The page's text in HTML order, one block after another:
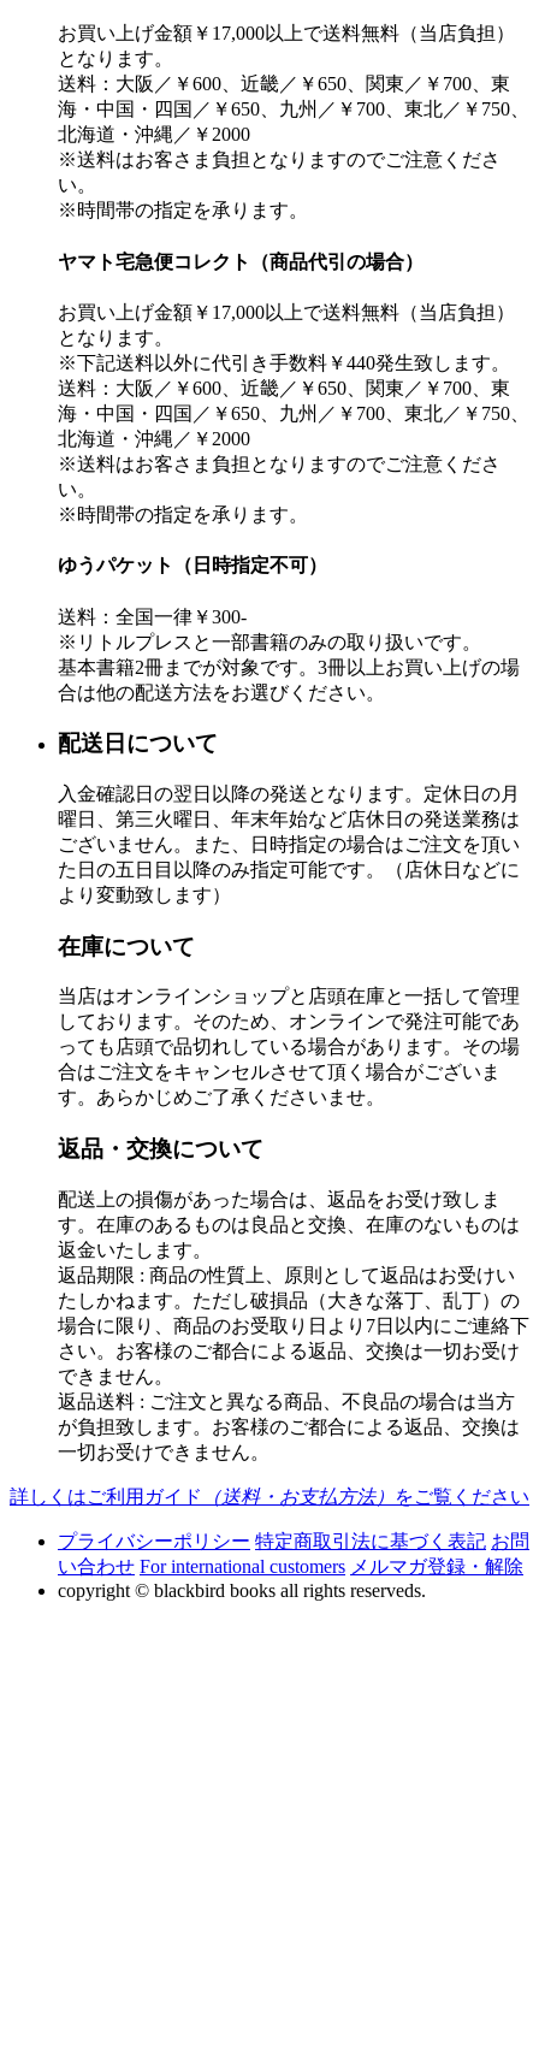
お買い上げ金額￥17,000以上で送料無料（当店負担）
となります。
送料：大阪／￥600、近畿／￥650、関東／￥700、東
海・中国・四国／￥650、九州／￥700、東北／￥750、
北海道・沖縄／￥2000
※送料はお客さま負担となりますのでご注意くださ
い。
※時間帯の指定を承ります。
ヤマト宅急便コレクト（商品代引の場合）
お買い上げ金額￥17,000以上で送料無料（当店負担）
となります。
※下記送料以外に代引き手数料￥440発生致します。
送料：大阪／￥600、近畿／￥650、関東／￥700、東
海・中国・四国／￥650、九州／￥700、東北／￥750、
北海道・沖縄／￥2000
※送料はお客さま負担となりますのでご注意くださ
い。
※時間帯の指定を承ります。
ゆうパケット（日時指定不可）
送料：全国一律￥300-
※リトルプレスと一部書籍のみの取り扱いです。
基本書籍2冊までが対象です。3冊以上お買い上げの場
合は他の配送方法をお選びください。
配送日について
入金確認日の翌日以降の発送となります。定休日の月
曜日、第三火曜日、年末年始など店休日の発送業務は
ございません。また、日時指定の場合はご注文を頂い
た日の五日目以降のみ指定可能です。（店休日などに
より変動致します）
在庫について
当店はオンラインショップと店頭在庫と一括して管理
しております。そのため、オンラインで発注可能であ
っても店頭で品切れしている場合があります。その場
合はご注文をキャンセルさせて頂く場合がございま
す。あらかじめご了承くださいませ。
返品・交換について
配送上の損傷があった場合は、返品をお受け致しま
す。在庫のあるものは良品と交換、在庫のないものは
返金いたします。
返品期限 : 商品の性質上、原則として返品はお受けい
たしかねます。ただし破損品（大きな落丁、乱丁）の
場合に限り、商品のお受取り日より7日以内にご連絡下
さい。お客様のご都合による返品、交換は一切お受け
できません。
返品送料 : ご注文と異なる商品、不良品の場合は当方
が負担致します。お客様のご都合による返品、交換は
一切お受けできません。
詳しくはご利用ガイド （送料・お支払方法） をご覧ください
プライバシーポリシー 特定商取引法に基づく表記 お問
い合わせ For international customers メルマガ登録・解除
copyright © blackbird books all rights reserveds.